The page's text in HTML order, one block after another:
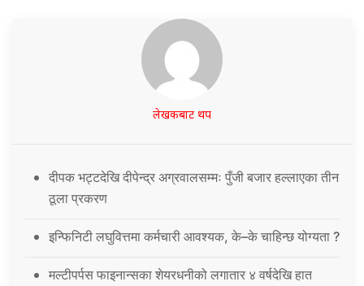
लेखकबाट थप
दीपक भट्टदेखि दीपेन्द्र अग्रवालसम्मः पुँजी बजार हल्लाएका तीन
ठूला प्रकरण
इन्फिनिटी लघुवित्तमा कर्मचारी आवश्यक, के–के चाहिन्छ योग्यता ?
मल्टीपर्पस फाइनान्सका शेयरधनीको लगातार ४ वर्षदेखि हात